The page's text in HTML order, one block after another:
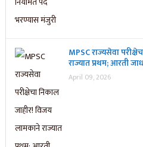
MPSC राज्यसेवा
राज्यात प्रथम; आरती
April 09, 2026